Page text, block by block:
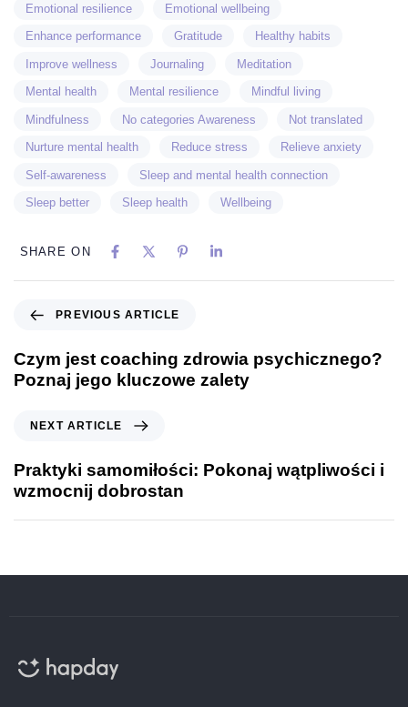
Emotional resilience Emotional wellbeing
Enhance performance Gratitude Healthy habits
Improve wellness Journaling Meditation
Mental health Mental resilience Mindful living
Mindfulness No categories Awareness Not translated
Nurture mental health Reduce stress Relieve anxiety
Self-awareness Sleep and mental health connection
Sleep better Sleep health Wellbeing
SHARE ON
PREVIOUS ARTICLE
Czym jest coaching zdrowia psychicznego?
Poznaj jego kluczowe zalety
NEXT ARTICLE
Praktyki samomiłości: Pokonaj wątpliwości i
wzmocnij dobrostan